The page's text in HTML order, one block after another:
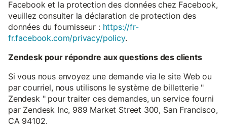
Facebook et la protection des données chez Facebook,
veuillez consulter la déclaration de protection des
données du fournisseur : https://fr-
fr.facebook.com/privacy/policy.
Zendesk pour répondre aux questions des clients
Si vous nous envoyez une demande via le site Web ou
par courriel, nous utilisons le système de billetterie "
Zendesk " pour traiter ces demandes, un service fourni
par Zendesk Inc, 989 Market Street 300, San Francisco,
CA 94102.